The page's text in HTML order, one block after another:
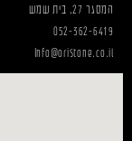
המסגר 27, בית שמש
052-362-6419
Info@oristone.co.il